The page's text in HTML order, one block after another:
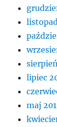
lipiec
maj